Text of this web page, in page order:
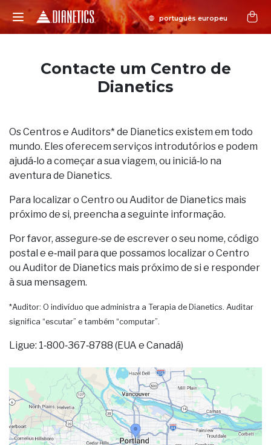
Contacte um Centro de
Dianetics
Os Centros e Auditors* de Dianetics existem em todo
mundo. Eles oferecem serviços introdutórios e podem
ajudá‑lo a começar a sua viagem, ou iniciá‑lo na
aventura de Dianetics.
Para localizar o Centro ou Auditor de Dianetics mais
próximo de si, preencha a seguinte informação.
Por favor, assegure‑se de escrever o seu nome, código
postal e e‑mail para que possamos localizar o Centro
ou Auditor de Dianetics mais próximo de si e responder
à sua mensagem.
*Auditor: O indivíduo que administra a Terapia de Dianetics. Auditar
significa “escutar” e também “computar”.
Ligue: 1‑800‑367‑8788 (EUA e Canadá)